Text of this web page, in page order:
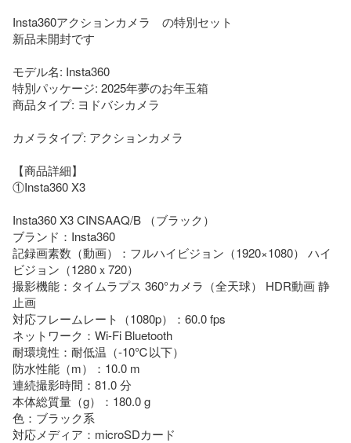
Insta360アクションカメラ　の特別セット
新品未開封です
モデル名: Insta360
特別パッケージ: 2025年夢のお年玉箱
商品タイプ: ヨドバシカメラ
カメラタイプ: アクションカメラ
【商品詳細】
①Insta360 X3
Insta360 X3 CINSAAQ/B （ブラック）
ブランド：Insta360
記録画素数（動画）：フルハイビジョン（1920×1080） ハイ
ビジョン（1280ｘ720）
撮影機能：タイムラプス 360°カメラ（全天球） HDR動画 静
止画
対応フレームレート（1080p）：60.0 fps
ネットワーク：Wi-Fi Bluetooth
耐環境性：耐低温（-10℃以下）
防水性能（m）：10.0 m
連続撮影時間：81.0 分
本体総質量（g）：180.0 g
色：ブラック系
対応メディア：microSDカード